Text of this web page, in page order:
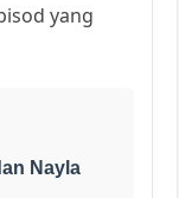
yang
Nayla